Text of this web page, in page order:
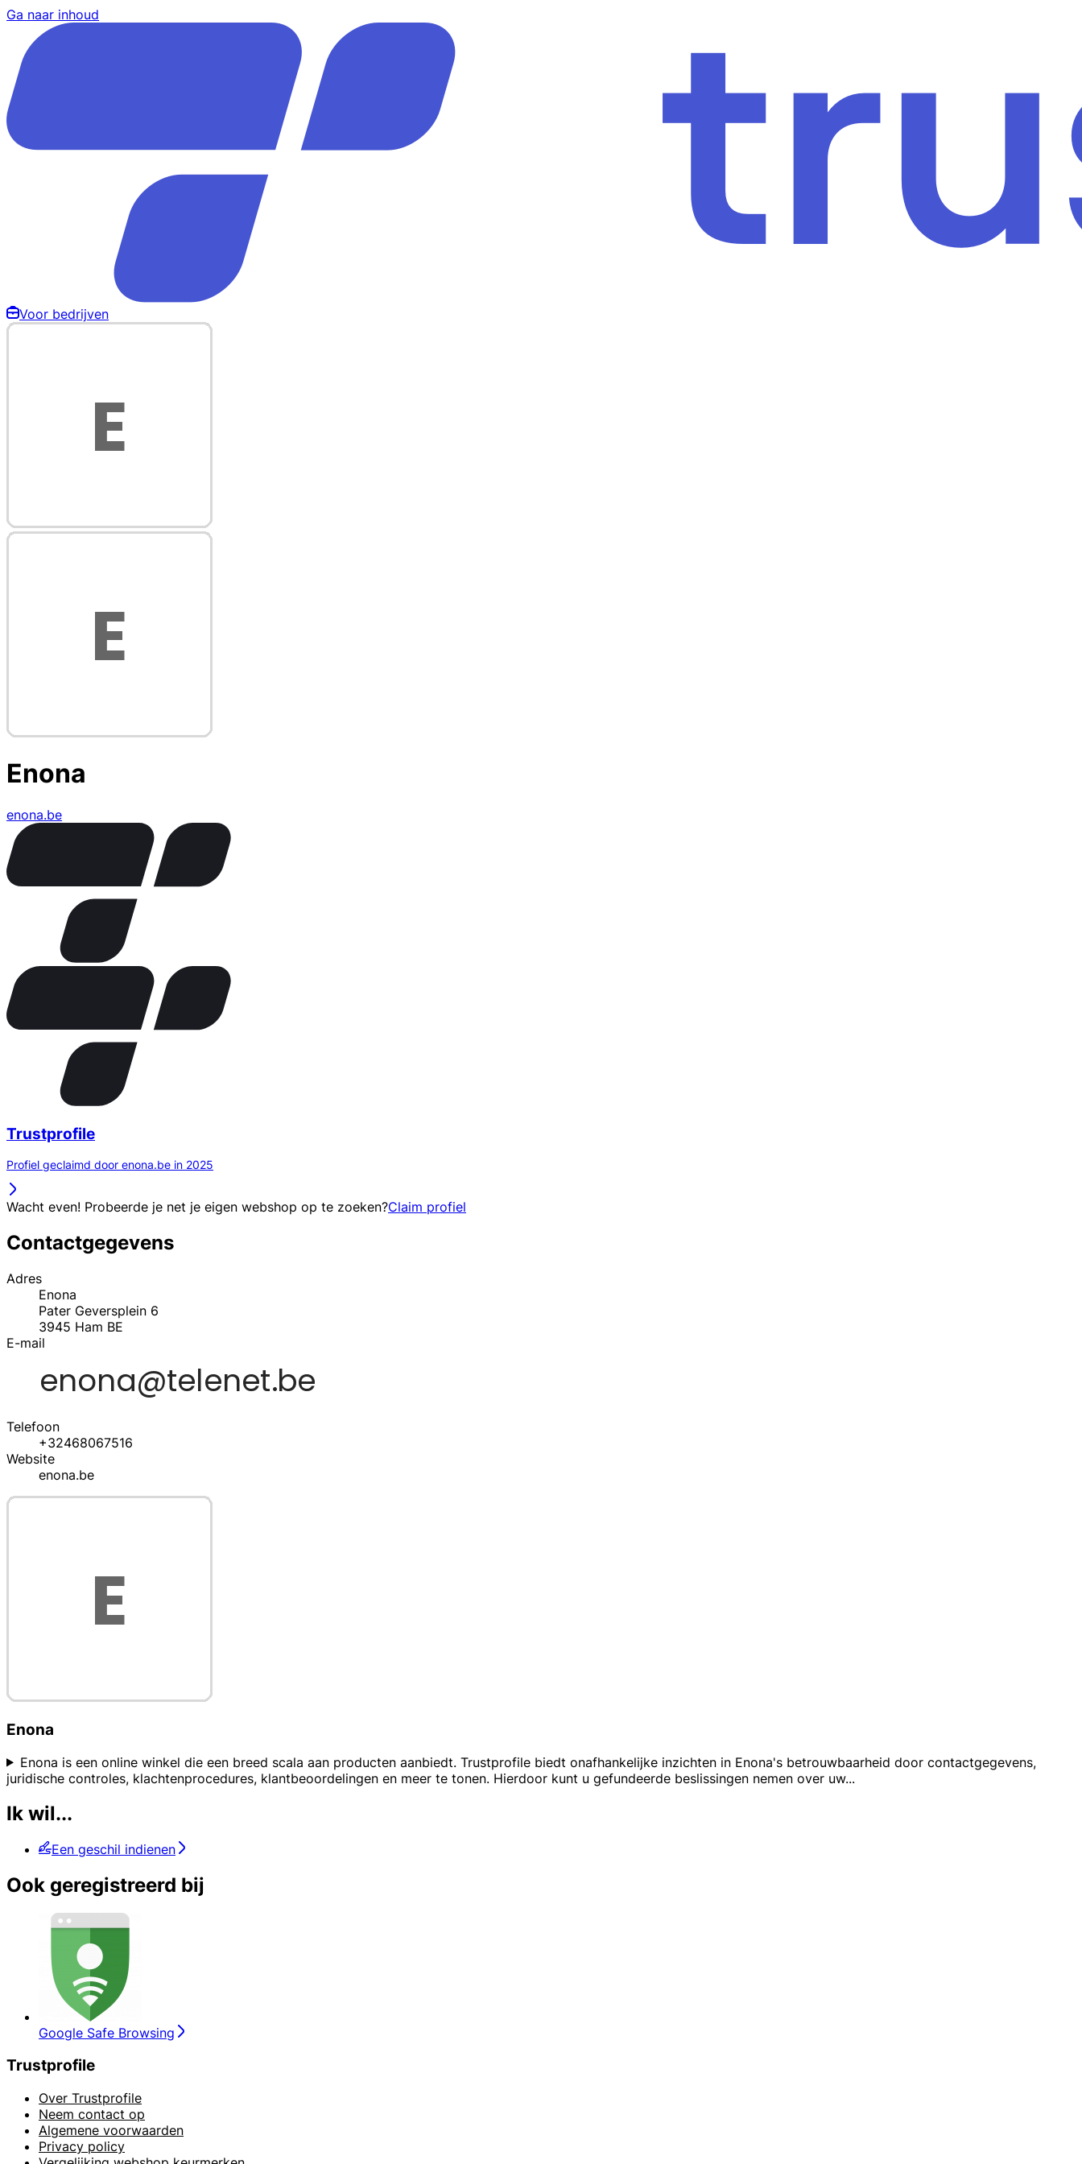
Ga naar inhoud
Voor bedrijven
Enona
enona.be
Trustprofile
Profiel geclaimd door enona.be in 2025
Wacht even! Probeerde je net je eigen webshop op te zoeken?Claim profiel
Contactgegevens
Adres
Enona
Pater Geversplein 6
3945 Ham BE
E-mail
Telefoon
+32468067516
Website
enona.be
Enona
Enona is een online winkel die een breed scala aan producten aanbiedt. Trustprofile biedt onafhankelijke inzichten in Enona's betrouwbaarheid door contactgegevens,
juridische controles, klachtenprocedures, klantbeoordelingen en meer te tonen. Hierdoor kunt u gefundeerde beslissingen nemen over uw...
Ik wil...
Een geschil indienen
Ook geregistreerd bij
Google Safe Browsing
Trustprofile
Over Trustprofile
Neem contact op
Algemene voorwaarden
Privacy policy